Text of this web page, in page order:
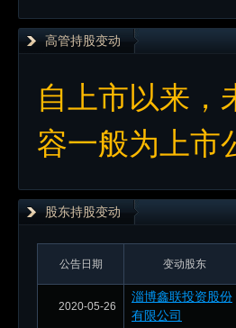
高管持股变动
自上市以来，
容一般为上市
股东持股变动
公告日期 变动股东
2020-05-26
淄博鑫联投资股份
有限公司